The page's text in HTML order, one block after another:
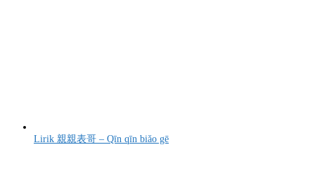
Lirik 親親表哥 – Qīn qīn biǎo gē